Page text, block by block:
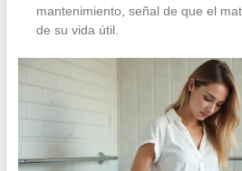
mantenimiento, señal de que el
de su vida útil.